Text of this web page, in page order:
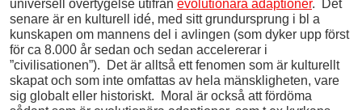
universell övertygelse utifrån evolutionära adaptioner. Det
senare är en kulturell idé, med sitt grundursprung i bl a
kunskapen om mannens del i avlingen (som dyker upp först
för ca 8.000 år sedan och sedan accelererar i
”civilisationen”). Det är alltså ett fenomen som är kulturellt
skapat och som inte omfattas av hela mänskligheten, vare
sig globalt eller historiskt. Moral är också att fördöma